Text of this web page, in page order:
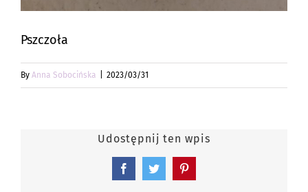
Pszczoła
By Anna Sobocińska 2023/03/31
Udostępnij ten wpis
FacebookTwitterPinterest